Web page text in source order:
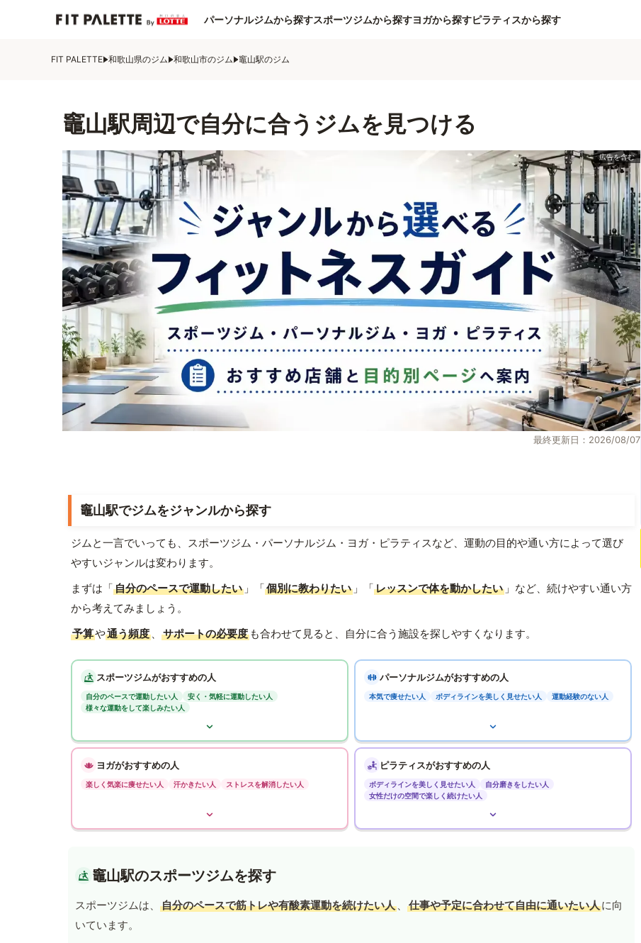
パーソナルジムから探すスポーツジムから探すヨガから探すピラティスから探す
FIT PALETTE 和歌山県のジム 和歌山市のジム 竈山駅のジム
竈山駅周辺で自分に合うジムを見つける
最終更新日：2026/08/07
竈山駅でジムをジャンルから探す
ジムと一言でいっても、スポーツジム・パーソナルジム・ヨガ・ピラティスなど、運動の目的や通い方によって選び
やすいジャンルは変わります。
まずは「自分のペースで運動したい 」「個別に教わりたい 」「レッスンで体を動かしたい 」など、続けやすい通い方
から考えてみましょう。
予算や通う頻度 、 サポートの必要度 も合わせて見ると、自分に合う施設を探しやすくなります。
スポーツジムがおすすめの人
自分のペースで運動したい人
安く・気軽に運動したい人
様々な運動をして楽しみたい人
パーソナルジムがおすすめの人
本気で痩せたい人 ボディラインを美しく見せたい人 運動経験のない人
ヨガがおすすめの人
楽しく気楽に痩せたい人 汗かきたい人 ストレスを解消したい人
ピラティスがおすすめの人
ボディラインを美しく見せたい人
自分磨きをしたい人
女性だけの空間で楽しく続けたい人
竈山駅のスポーツジムを探す
スポーツジムは、 自分のペースで筋トレや有酸素運動を続けたい人 、 仕事や予定に合わせて自由に通いたい人に向
いています。